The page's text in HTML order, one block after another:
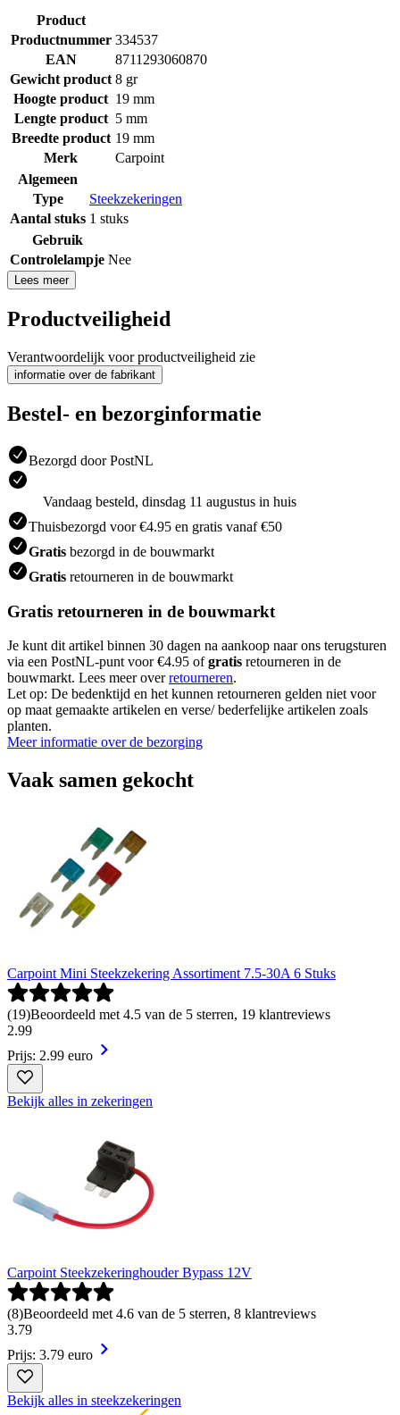
Product
Productnummer 334537
EAN
8711293060870
Gewicht product 8 gr
Hoogte product 19 mm
Lengte product 5 mm
Breedte product 19 mm
Merk
Carpoint
Algemeen
Type
Steekzekeringen
Aantal stuks 1 stuks
Gebruik
Controlelampje Nee
Lees meer
Productveiligheid
Verantwoordelijk voor productveiligheid zie
informatie over de fabrikant
Bestel- en bezorginformatie
Bezorgd door PostNL
Vandaag besteld, dinsdag 11 augustus in huis
Thuisbezorgd voor €4.95 en gratis vanaf €50
Gratis bezorgd in de bouwmarkt
Gratis retourneren in de bouwmarkt
Gratis retourneren in de bouwmarkt
Je kunt dit artikel binnen 30 dagen na aankoop naar ons terugsturen
via een PostNL-punt voor €4.95 ofgratis retourneren in de
bouwmarkt. Lees meer overretourneren.
Let op: De bedenktijd en het kunnen retourneren gelden niet voor
op maat gemaakte artikelen en verse/ bederfelijke artikelen zoals
planten.
Meer informatie over de bezorging
Vaak samen gekocht
Carpoint Mini Steekzekering Assortiment 7.5-30A 6 Stuks
(19)Beoordeeld met 4.5 van de 5 sterren, 19 klantreviews
2.99
Prijs: 2.99 euro
Bekijk alles in zekeringen
Carpoint Steekzekeringhouder Bypass 12V
(8)Beoordeeld met 4.6 van de 5 sterren, 8 klantreviews
3.79
Prijs: 3.79 euro
Bekijk alles in steekzekeringen